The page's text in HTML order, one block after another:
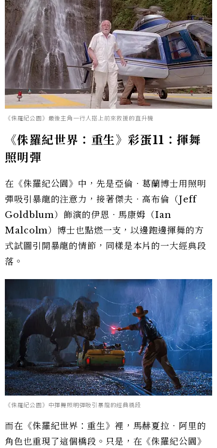
《侏羅紀公園》最後主角一行人搭上前來救援的直升機
《侏羅紀世界：重生》彩蛋11：揮舞
照明彈
在《侏羅紀公園》中，先是亞倫．葛蘭博士用照明
彈吸引暴龍的注意力，接著傑夫．高布倫（Jeff
Goldblum）飾演的伊恩．馬康姆（Ian
Malcolm）博士也點燃一支，以邊跑邊揮舞的方
式試圖引開暴龍的情節，同樣是本片的一大經典段
落。
《侏羅紀公園》中揮舞照明彈吸引暴龍的經典橋段
而在《侏羅紀世界：重生》裡，馬赫夏拉．阿里的
角色也重現了這個橋段。只是，在《侏羅紀公園》